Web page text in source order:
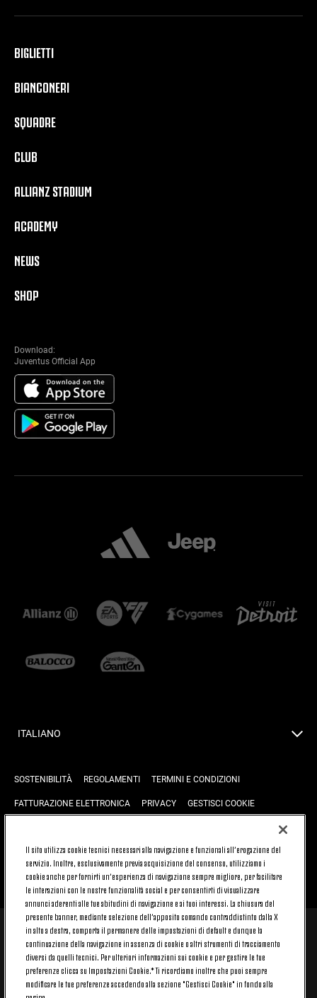
BIGLIETTI
BIANCONERI
SQUADRE
CLUB
ALLIANZ STADIUM
ACADEMY
NEWS
SHOP
Download:
Juventus Official App
ITALIANO
SOSTENIBILITÀ REGOLAMENTI TERMINI E CONDIZIONI
FATTURAZIONE ELETTRONICA PRIVACY GESTISCI COOKIE
TORNA SU
© 2026 Juventus Football Club S.p.A.
Juventus Football Club S.p.A. Via Druento, 175 10151 Torino - Italia;
CONTACT CENTER (+39) 011.45.30.486. Il servizio è attivo dal lunedì al
venerdì (9-20) e il sabato (9-15), festivi esclusi.
Il costo del servizio varia in base al piano tariffario sottoscritto con il
Il sito utilizza cookie tecnici necessari alla navigazione e funzionali all’erogazione del
servizio. Inoltre, esclusivamente previa acquisizione del consenso, utilizziamo i
cookie anche per fornirti un’esperienza di navigazione sempre migliore, per facilitare
le interazioni con le nostre funzionalità social e per consentirti di visualizzare
annunci aderenti alle tue abitudini di navigazione e ai tuoi interessi. La chiusura del
presente banner, mediante selezione dell’apposito comando contraddistinto dalla X
in alto a destra, comporta il permanere delle impostazioni di default e dunque la
continuazione della navigazione in assenza di cookie o altri strumenti di tracciamento
diversi da quelli tecnici. Per ulteriori informazioni sui cookie e per gestire le tue
preferenze clicca su Impostazioni Cookie.* Ti ricordiamo inoltre che puoi sempre
modificare le tue preferenze accedendo alla sezione "Gestisci Cookie" in fondo alla